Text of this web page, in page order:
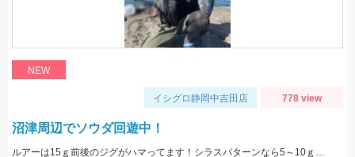
NEW
イシグロ静岡中吉田店 778 view
沼津周辺でソウダ回遊中！
ルアーは15ｇ前後のジグがハマってます！シラスパターンなら5～10ｇのジグが強いです！ＳＬＳで狙うのがおすすめ！